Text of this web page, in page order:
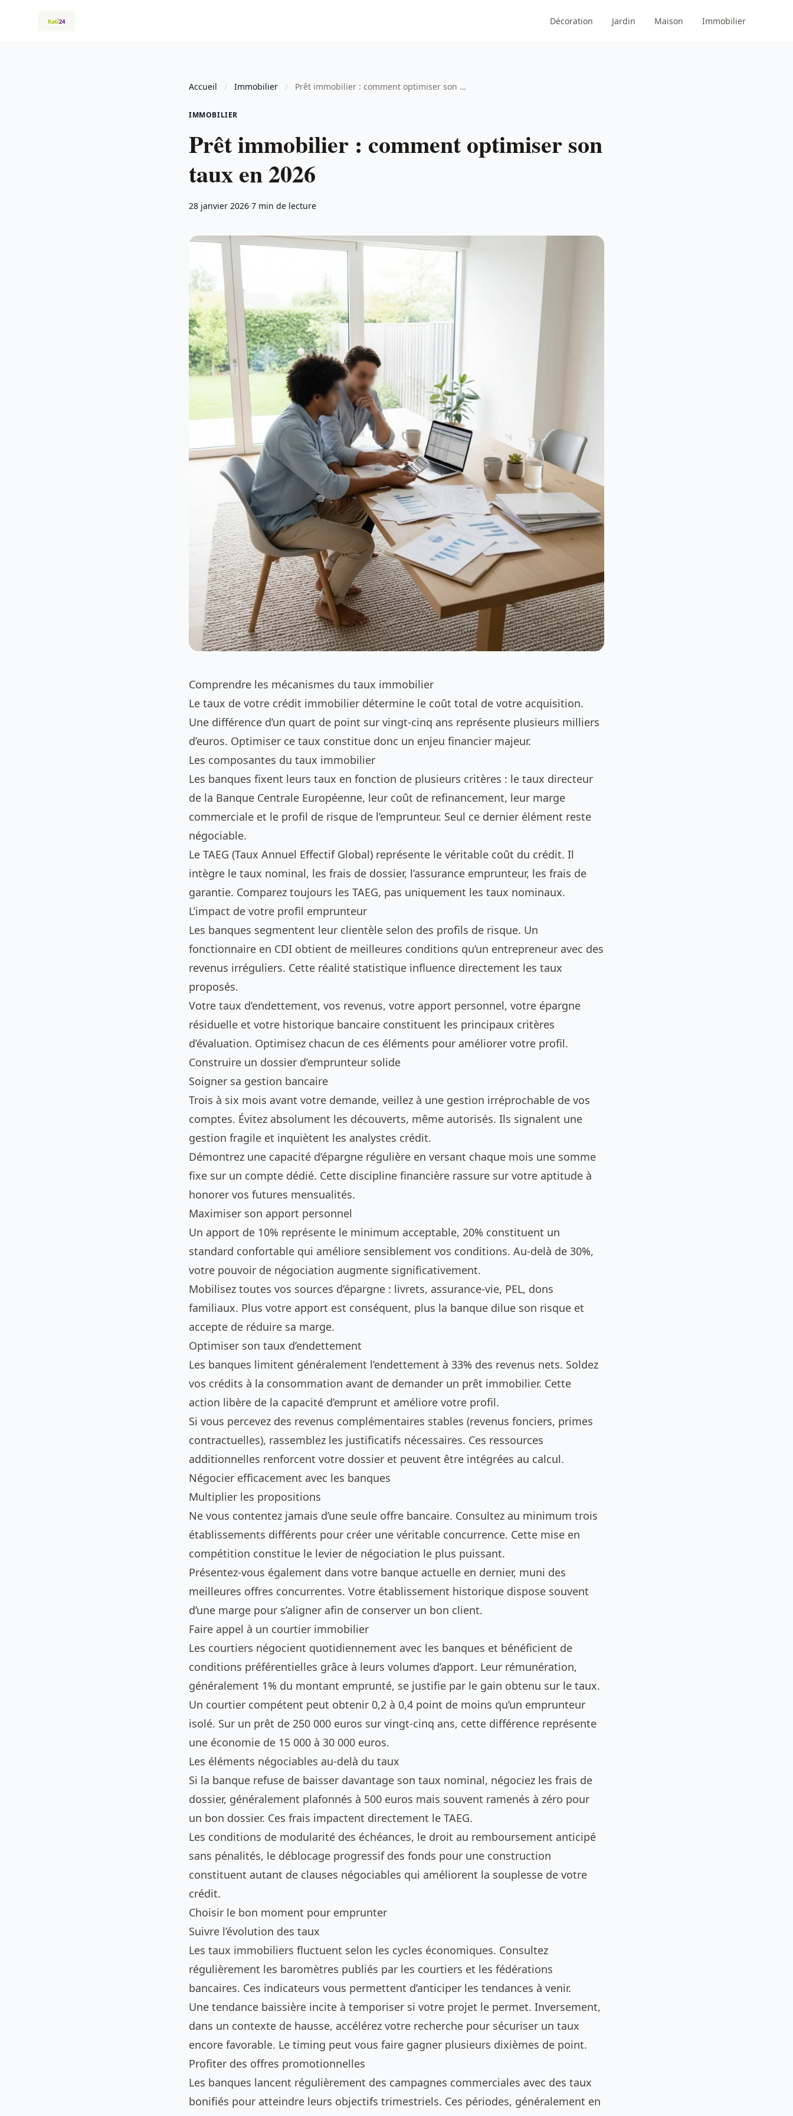
Décoration Jardin Maison Immobilier
Accueil / Immobilier / Prêt immobilier : comment optimiser son …
IMMOBILIER
Prêt immobilier : comment optimiser son
taux en 2026
28 janvier 2026 7 min de lecture
Comprendre les mécanismes du taux immobilier
Le taux de votre crédit immobilier détermine le coût total de votre acquisition.
Une différence d’un quart de point sur vingt-cinq ans représente plusieurs milliers
d’euros. Optimiser ce taux constitue donc un enjeu financier majeur.
Les composantes du taux immobilier
Les banques fixent leurs taux en fonction de plusieurs critères : le taux directeur
de la Banque Centrale Européenne, leur coût de refinancement, leur marge
commerciale et le profil de risque de l’emprunteur. Seul ce dernier élément reste
négociable.
Le TAEG (Taux Annuel Effectif Global) représente le véritable coût du crédit. Il
intègre le taux nominal, les frais de dossier, l’assurance emprunteur, les frais de
garantie. Comparez toujours les TAEG, pas uniquement les taux nominaux.
L’impact de votre profil emprunteur
Les banques segmentent leur clientèle selon des profils de risque. Un
fonctionnaire en CDI obtient de meilleures conditions qu’un entrepreneur avec des
revenus irréguliers. Cette réalité statistique influence directement les taux
proposés.
Votre taux d’endettement, vos revenus, votre apport personnel, votre épargne
résiduelle et votre historique bancaire constituent les principaux critères
d’évaluation. Optimisez chacun de ces éléments pour améliorer votre profil.
Construire un dossier d’emprunteur solide
Soigner sa gestion bancaire
Trois à six mois avant votre demande, veillez à une gestion irréprochable de vos
comptes. Évitez absolument les découverts, même autorisés. Ils signalent une
gestion fragile et inquiètent les analystes crédit.
Démontrez une capacité d’épargne régulière en versant chaque mois une somme
fixe sur un compte dédié. Cette discipline financière rassure sur votre aptitude à
honorer vos futures mensualités.
Maximiser son apport personnel
Un apport de 10% représente le minimum acceptable, 20% constituent un
standard confortable qui améliore sensiblement vos conditions. Au-delà de 30%,
votre pouvoir de négociation augmente significativement.
Mobilisez toutes vos sources d’épargne : livrets, assurance-vie, PEL, dons
familiaux. Plus votre apport est conséquent, plus la banque dilue son risque et
accepte de réduire sa marge.
Optimiser son taux d’endettement
Les banques limitent généralement l’endettement à 33% des revenus nets. Soldez
vos crédits à la consommation avant de demander un prêt immobilier. Cette
action libère de la capacité d’emprunt et améliore votre profil.
Si vous percevez des revenus complémentaires stables (revenus fonciers, primes
contractuelles), rassemblez les justificatifs nécessaires. Ces ressources
additionnelles renforcent votre dossier et peuvent être intégrées au calcul.
Négocier efficacement avec les banques
Multiplier les propositions
Ne vous contentez jamais d’une seule offre bancaire. Consultez au minimum trois
établissements différents pour créer une véritable concurrence. Cette mise en
compétition constitue le levier de négociation le plus puissant.
Présentez-vous également dans votre banque actuelle en dernier, muni des
meilleures offres concurrentes. Votre établissement historique dispose souvent
d’une marge pour s’aligner afin de conserver un bon client.
Faire appel à un courtier immobilier
Les courtiers négocient quotidiennement avec les banques et bénéficient de
conditions préférentielles grâce à leurs volumes d’apport. Leur rémunération,
généralement 1% du montant emprunté, se justifie par le gain obtenu sur le taux.
Un courtier compétent peut obtenir 0,2 à 0,4 point de moins qu’un emprunteur
isolé. Sur un prêt de 250 000 euros sur vingt-cinq ans, cette différence représente
une économie de 15 000 à 30 000 euros.
Les éléments négociables au-delà du taux
Si la banque refuse de baisser davantage son taux nominal, négociez les frais de
dossier, généralement plafonnés à 500 euros mais souvent ramenés à zéro pour
un bon dossier. Ces frais impactent directement le TAEG.
Les conditions de modularité des échéances, le droit au remboursement anticipé
sans pénalités, le déblocage progressif des fonds pour une construction
constituent autant de clauses négociables qui améliorent la souplesse de votre
crédit.
Choisir le bon moment pour emprunter
Suivre l’évolution des taux
Les taux immobiliers fluctuent selon les cycles économiques. Consultez
régulièrement les baromètres publiés par les courtiers et les fédérations
bancaires. Ces indicateurs vous permettent d’anticiper les tendances à venir.
Une tendance baissière incite à temporiser si votre projet le permet. Inversement,
dans un contexte de hausse, accélérez votre recherche pour sécuriser un taux
encore favorable. Le timing peut vous faire gagner plusieurs dixièmes de point.
Profiter des offres promotionnelles
Les banques lancent régulièrement des campagnes commerciales avec des taux
bonifiés pour atteindre leurs objectifs trimestriels. Ces périodes, généralement en